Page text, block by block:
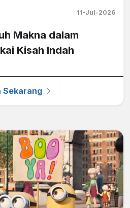
11-Jul-2026
Makna dalam
Kisah Indah
Sekarang